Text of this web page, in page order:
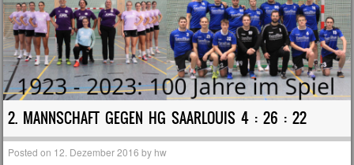
2. MANNSCHAFT GEGEN HG SAARLOUIS 4 : 26 : 22
Posted on 12. Dezember 2016 by hw